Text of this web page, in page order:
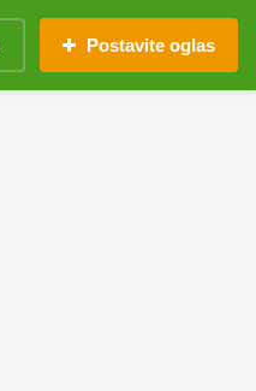
Postavite oglas